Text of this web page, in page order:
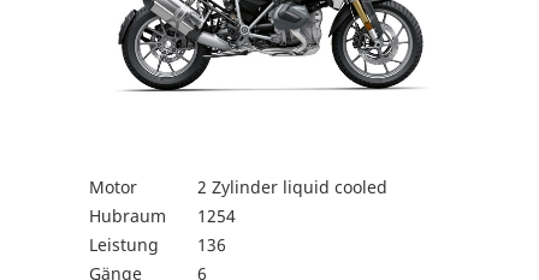
Motor
2 Zylinder liquid cooled
Hubraum
1254
Leistung
136
Gänge
6